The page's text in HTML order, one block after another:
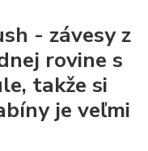
- závesy z
rovine s
takže si
je veľmi